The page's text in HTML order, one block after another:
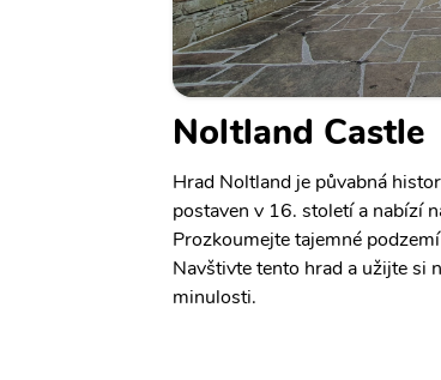
Noltland Castle
Hrad Noltland je půvabná
postaven v 16. století a nabízí
Prozkoumejte tajemné
Navštivte tento hrad a užijte si
minulosti.